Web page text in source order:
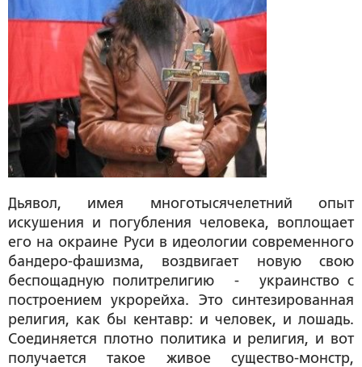
Дьявол, имея многотысячелетний опыт
искушения и погубления человека, воплощает
его на окраине Руси в идеологии современного
бандеро-фашизма, воздвигает новую свою
беспощадную политрелигию - украинство с
построением укрорейха. Это синтезированная
религия, как бы кентавр: и человек, и лошадь.
Соединяется плотно политика и религия, и вот
получается такое живое существо-монстр,